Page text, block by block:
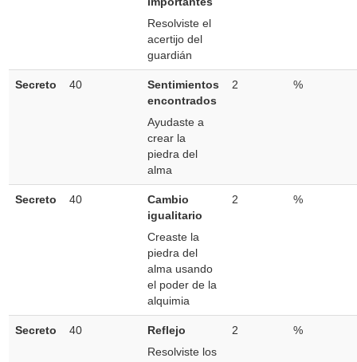
Resolviste el
acertijo del
guardián
Secreto 40
Sentimientos
encontrados
Ayudaste a
crear la
piedra del
alma
2 %
Secreto 40
Cambio
igualitario
Creaste la
piedra del
alma usando
el poder de la
alquimia
2 %
Secreto 40
Reflejo
Resolviste los
2 %